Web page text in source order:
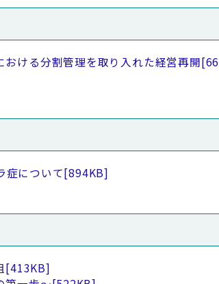
ける分割管理を取り入れた経営再開
症について[894KB]
[413KB]